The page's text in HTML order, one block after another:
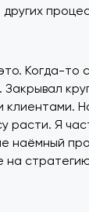
Когда-то
Закрывал
клиентами.
расти. Я
наёмный
на